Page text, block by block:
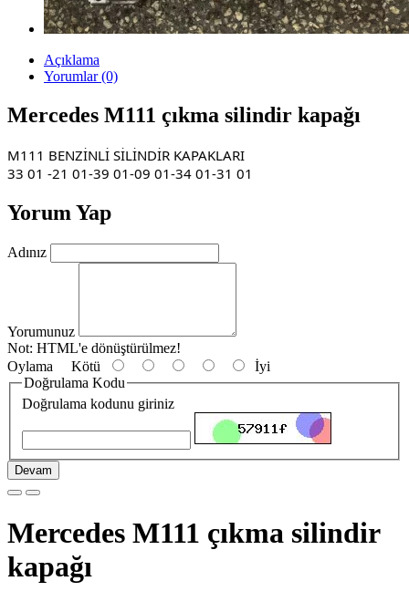
Açıklama
Yorumlar (0)
Mercedes M111 çıkma silindir kapağı
M111 BENZİNLİ SİLİNDİR KAPAKLARI
33 01 -21 01-39 01-09 01-34 01-31 01
Yorum Yap
Adınız
Yorumunuz
Not: HTML'e dönüştürülmez!
Oylama Kötü
İyi
Doğrulama Kodu
Doğrulama kodunu giriniz
Devam
Mercedes M111 çıkma silindir
kapağı